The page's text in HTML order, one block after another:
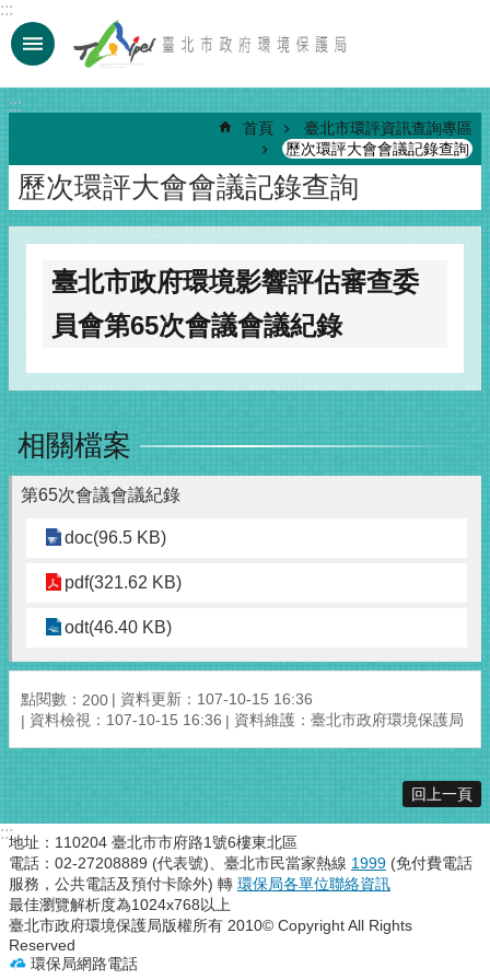
跳到主要內容區塊
:::
:::
首頁
臺北市環評資訊查詢專區
歷次環評大會會議記錄查詢
歷次環評大會會議記錄查詢
臺北市政府環境影響評估審查委
員會第65次會議會議紀錄
相關檔案
第65次會議會議紀錄
doc(96.5 KB)
pdf(321.62 KB)
odt(46.40 KB)
點閱數： 200
資料更新：107-10-15 16:36
資料檢視：107-10-15 16:36
資料維護：臺北市政府環境保護局
回上一頁
:::地址：110204 臺北市市府路1號6樓東北區
電話：02-27208889 (代表號)、臺北市民當家熱線 1999 (免付費電話
服務，公共電話及預付卡除外) 轉 環保局各單位聯絡資訊
最佳瀏覽解析度為1024x768以上
臺北市政府環境保護局版權所有 2010© Copyright All Rights
Reserved
環保局網路電話